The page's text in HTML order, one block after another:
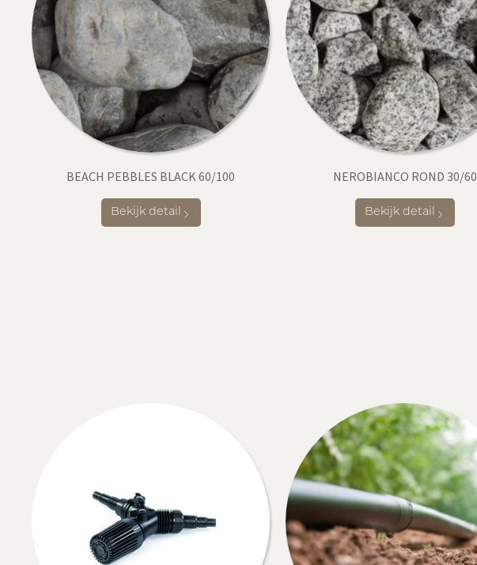
BEACH PEBBLES BLACK 60/100
Bekijk detail
NEROBIANCO ROND 30/60
Bekijk detail